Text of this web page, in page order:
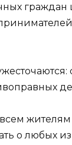
граждан
о любых